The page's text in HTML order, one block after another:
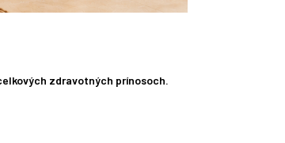
zdravotných prínosoch.